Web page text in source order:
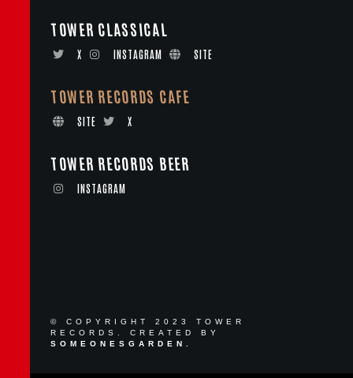
TOWER CLASSICAL
X INSTAGRAM SITE
TOWER RECORDS CAFE
SITE X
TOWER RECORDS BEER
INSTAGRAM
© COPYRIGHT 2023 TOWER
RECORDS. CREATED BY
SOMEONESGARDEN.